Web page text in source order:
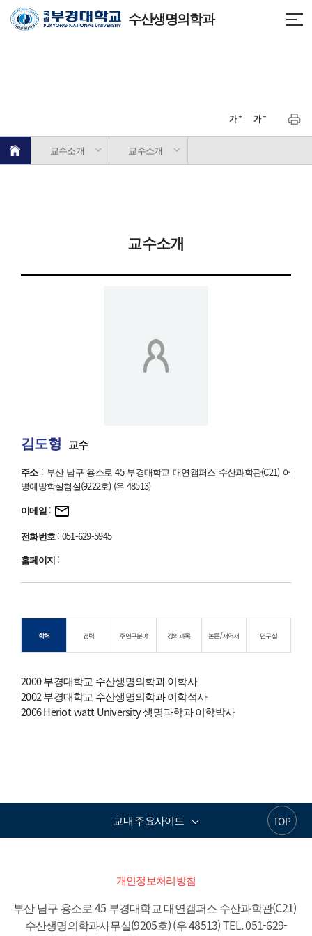
수산생명의학과
교수소개 교수소개
교수소개
김도형 교수
주소: 부산 남구 용소로 45 부경대학교 대연캠퍼스 수산과학관(C21) 어
병예방학실험실(9222호) (우 48513)
이메일:
전화번호: 051-629-5945
홈페이지 :
학력 경력 주연구분야 강의과목 논문/저역서 연구실
2000 부경대학교 수산생명의학과 이학사
2002 부경대학교 수산생명의학과 이학석사
2006 Heriot-watt University 생명과학과 이학박사
TOP
교내 주요사이트
개인정보처리방침
부산 남구 용소로 45 부경대학교 대연캠퍼스 수산과학관(C21)
수산생명의학과사무실(9205호) (우 48513) TEL. 051-629-